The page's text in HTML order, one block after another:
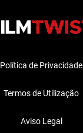
Política de Privacidade
Termos de Utilização
Aviso Legal